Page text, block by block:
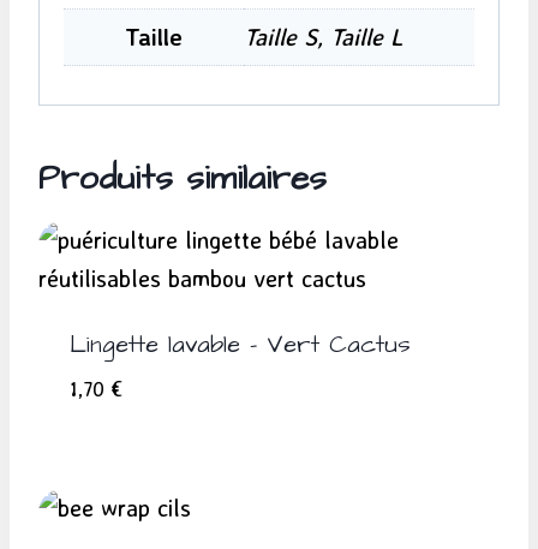
Taille
Taille S, Taille L
Produits similaires
Lingette lavable – Vert Cactus
1,70 €